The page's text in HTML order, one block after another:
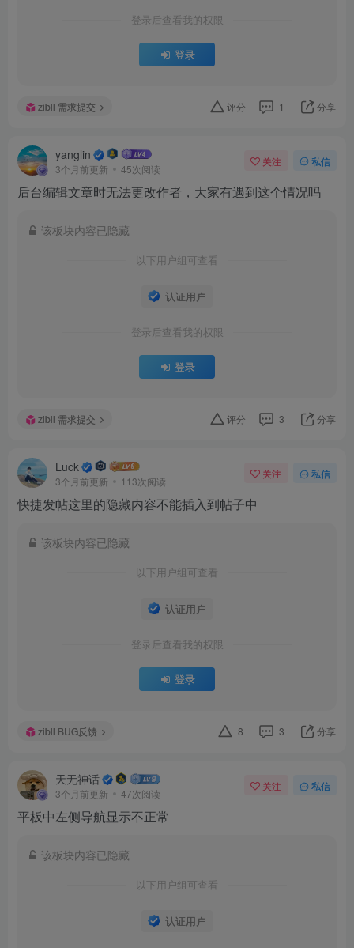
登录后查看我的权限
登录
zibll 需求提交 评分 1 分享
yanglin
3个月前更新 45次阅读
关注 私信
后台编辑文章时无法更改作者，大家有遇到这个情况吗
该板块内容已隐藏
以下用户组可查看
认证用户
登录后查看我的权限
登录
zibll 需求提交 评分 3 分享
Luck
3个月前更新 113次阅读
关注 私信
快捷发帖这里的隐藏内容不能插入到帖子中
该板块内容已隐藏
以下用户组可查看
认证用户
登录后查看我的权限
登录
zibll BUG反馈 8 3 分享
天无神话
3个月前更新 47次阅读
关注 私信
平板中左侧导航显示不正常
该板块内容已隐藏
以下用户组可查看
认证用户